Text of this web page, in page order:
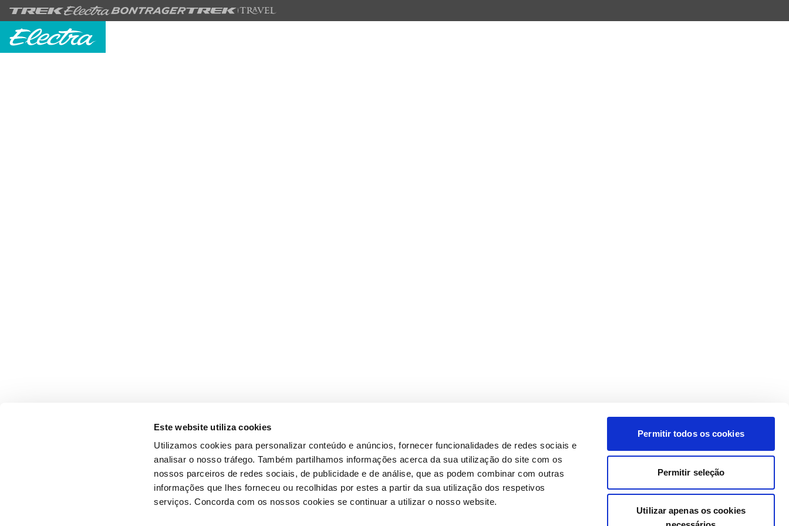
Este website utiliza cookies
Utilizamos cookies para personalizar conteúdo e anúncios, fornecer funcionalidades de redes sociais e
analisar o nosso tráfego. Também partilhamos informações acerca da sua utilização do site com os
nossos parceiros de redes sociais, de publicidade e de análise, que as podem combinar com outras
informações que lhes forneceu ou recolhidas por estes a partir da sua utilização dos respetivos
serviços. Concorda com os nossos cookies se continuar a utilizar o nosso website.
Permitir todos os cookies
Permitir seleção
Utilizar apenas os cookies